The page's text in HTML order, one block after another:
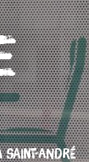
SAINT-ANDRÉ